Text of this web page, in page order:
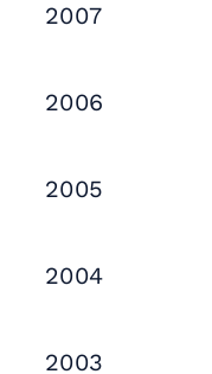
2007
2006
2005
2004
2003